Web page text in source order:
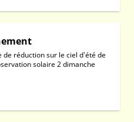
de réduction sur le ciel d'été de
solaire 2 dimanche